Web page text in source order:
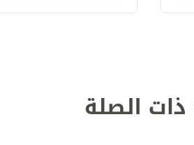
ذات الصلة